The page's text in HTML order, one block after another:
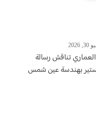
2026
تناقش رسالة
بهندسة عين شمس